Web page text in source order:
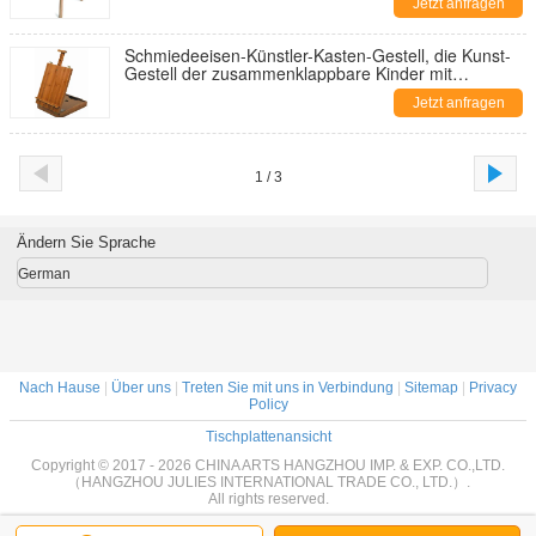
Jetzt anfragen
Schmiedeeisen-Künstler-Kasten-Gestell, die Kunst-
Gestell der zusammenklappbare Kinder mit
Jetzt anfragen
1 / 3
Ändern Sie Sprache
German
Nach Hause Über uns Treten Sie mit uns in Verbindung Sitemap
Privacy
Policy
Tischplattenansicht
Copyright © 2017 - 2026 CHINA ARTS HANGZHOU IMP. & EXP. CO.,LTD.
（HANGZHOU JULIES INTERNATIONAL TRADE CO., LTD.）.
All rights reserved.